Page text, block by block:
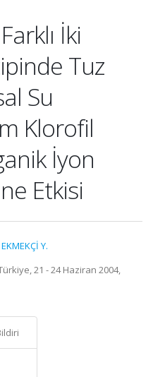
İki
Tuz
Su
Klorofil
İyon
Etkisi
EKMEKÇİ Y.
21 - 24 Haziran 2004,